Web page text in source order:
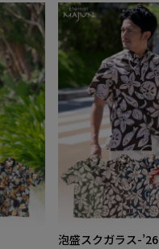
泡盛スクガラス-’26